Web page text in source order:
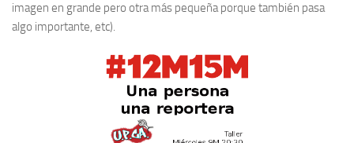
imagen en grande pero otra más pequeña porque también pasa
algo importante, etc).